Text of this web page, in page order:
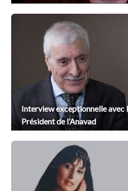
Interview exceptionnelle avec
Président de l’Anavad